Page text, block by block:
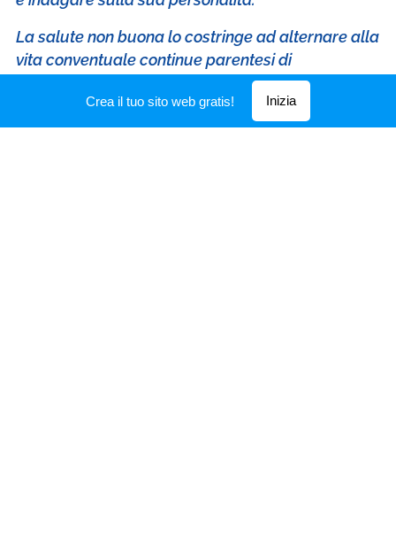
La salute non buona lo costringe ad alternare alla
vita conventuale continue parentesi di
convalescenza al suo paese. I superiori,
d'altronde, preferiscono lasciarlo alla calma dei
suoi luoghi natali, dove secondo la disponibilità
Crea il tuo sito web gratis! Inizia